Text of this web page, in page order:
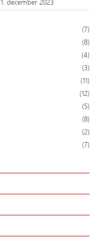
(7)
(8)
(4)
(3)
(11)
(12)
(5)
(8)
(2)
(7)